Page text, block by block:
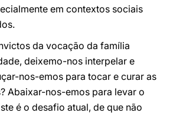
em contextos sociais
da vocação da família
deixemo-nos interpelar e
nos-emos para tocar e curar as
Abaixar-nos-emos para levar o
é o desafio atual, de que não